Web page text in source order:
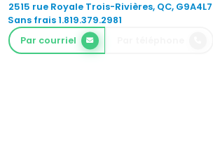
2515 rue Royale Trois-Rivières, QC, G9A4L7
Sans frais 1.819.379.2981
Par courriel